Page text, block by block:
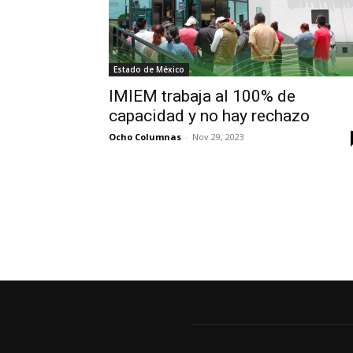
Estado de México
IMIEM trabaja al 100% de
capacidad y no hay rechazo
Ocho Columnas - Nov 29, 2023